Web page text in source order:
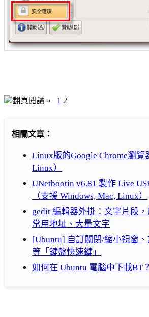
翻頁閱讀 » 1 2
相關文章：
Linux版的Google Chrome瀏覽
Linux）
UNetbootin v6.81 製作 Live
（支援 Windows, Mac, Linux）
gedit 編輯器外掛：文字片段
常用地址、大量文字
[Ubuntu] 自訂關閉/縮小視窗
等「鍵盤快速鍵」
如何在 Ubuntu 電腦中下載BT？